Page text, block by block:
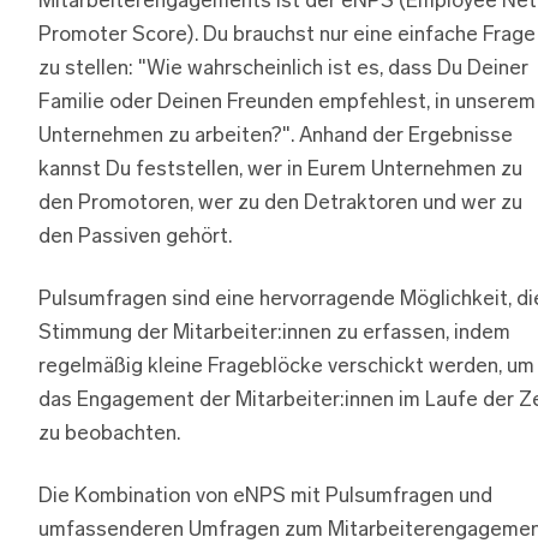
Promoter Score). Du brauchst nur eine einfache Frage
zu stellen: "Wie wahrscheinlich ist es, dass Du Deiner
Familie oder Deinen Freunden empfehlest, in unserem
Unternehmen zu arbeiten?". Anhand der Ergebnisse
kannst Du feststellen, wer in Eurem Unternehmen zu
den Promotoren, wer zu den Detraktoren und wer zu
den Passiven gehört.
Pulsumfragen sind eine hervorragende Möglichkeit,
Stimmung der Mitarbeiter:innen zu erfassen, indem
regelmäßig kleine Frageblöcke verschickt werden, um
das Engagement der Mitarbeiter:innen im Laufe der
zu beobachten.
Die Kombination von eNPS mit Pulsumfragen und
umfassenderen Umfragen zum